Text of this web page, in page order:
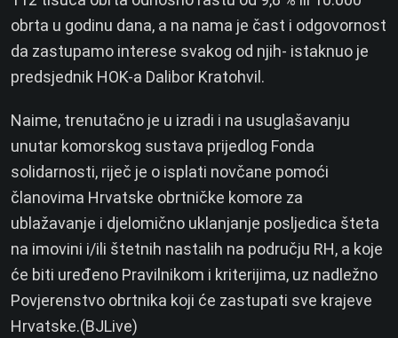
obrta u godinu dana, a na nama je čast i odgovornost
da zastupamo interese svakog od njih- istaknuo je
predsjednik HOK-a Dalibor Kratohvil.
Naime, trenutačno je u izradi i na usuglašavanju
unutar komorskog sustava prijedlog Fonda
solidarnosti, riječ je o isplati novčane pomoći
članovima Hrvatske obrtničke komore za
ublažavanje i djelomično uklanjanje posljedica šteta
na imovini i/ili štetnih nastalih na području RH, a koje
će biti uređeno Pravilnikom i kriterijima, uz nadležno
Povjerenstvo obrtnika koji će zastupati sve krajeve
Hrvatske.(BJLive)